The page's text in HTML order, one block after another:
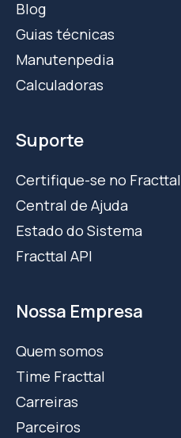
Blog
Guias técnicas
Manutenpedia
Calculadoras
Suporte
Certifique-se no Fracttal
Central de Ajuda
Estado do Sistema
Fracttal API
Nossa Empresa
Quem somos
Time Fracttal
Carreiras
Parceiros